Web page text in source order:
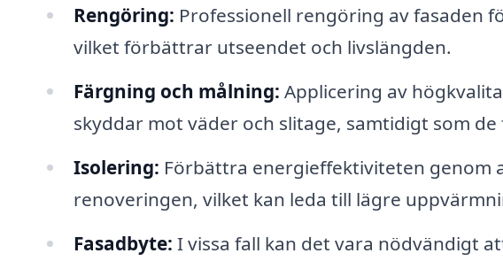
Rengöring: Professionell rengöring av fasaden
vilket förbättrar utseendet och livslängden.
Färgning och målning: Applicering av
skyddar mot väder och slitage, samtidigt som
Isolering: Förbättra energieffektiviteten genom
renoveringen, vilket kan leda till lägre
Fasadbyte: I vissa fall kan det vara nödvändigt